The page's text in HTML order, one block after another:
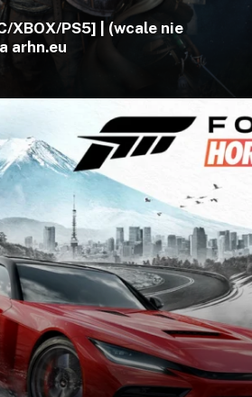
XBOX/PS5] | (wcale nie
arhn.eu